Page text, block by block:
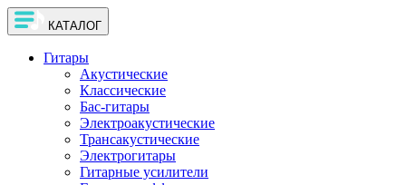
КАТАЛОГ
Гитары
Акустические
Классические
Бас-гитары
Электроакустические
Трансакустические
Электрогитары
Гитарные усилители